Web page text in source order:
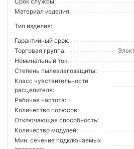
Материал изделия:
Тип изделия:
Гарантийный срок:
Торговая группа:
Номинальный ток:
Степень пылевлагозащиты:
Класс чувствительности
расцепителя:
Рабочая частота:
Количество полюсов:
Отключающая способность:
Количество модулей:
Мин. сечение подключаемых